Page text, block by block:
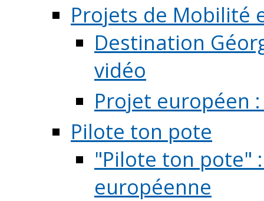
Projets de Mobilité
Destination
vidéo
Projet européen
Pilote ton pote
"Pilote ton pote"
européenne